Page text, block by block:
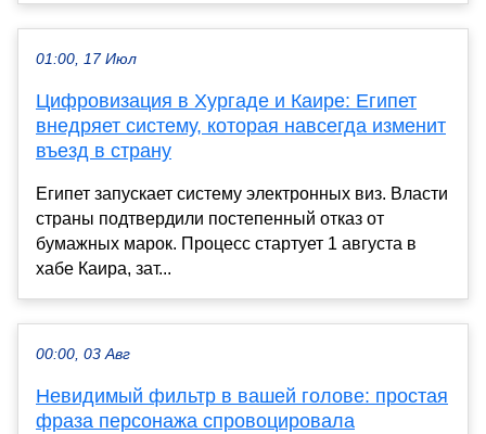
01:00, 17 Июл
Цифровизация в Хургаде и Каире: Египет
внедряет систему, которая навсегда изменит
въезд в страну
Египет запускает систему электронных виз. Власти
страны подтвердили постепенный отказ от
бумажных марок. Процесс стартует 1 августа в
хабе Каира, зат...
00:00, 03 Авг
Невидимый фильтр в вашей голове: простая
фраза персонажа спровоцировала